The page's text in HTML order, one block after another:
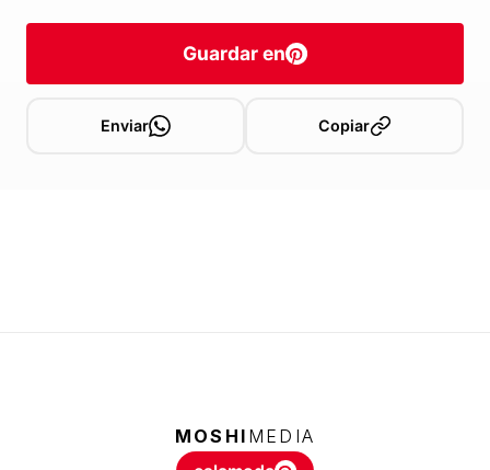
Guardar en
Enviar Copiar
MOSHI MEDIA